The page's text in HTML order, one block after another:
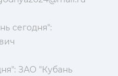
сегодня":
ЗАО "Кубань